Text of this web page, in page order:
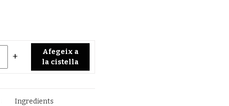
Afegeix a
la cistella
Ingredients